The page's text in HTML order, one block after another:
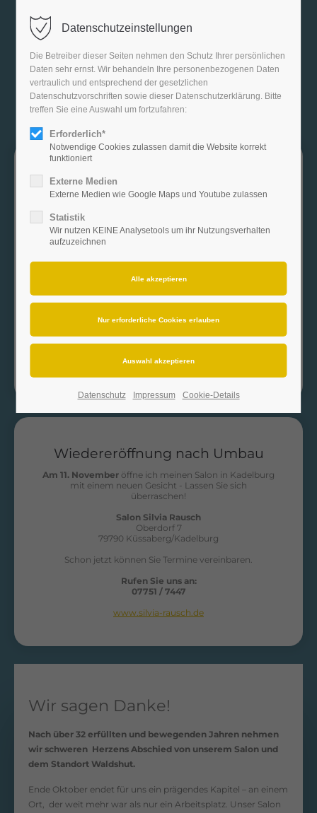
Am 04.11.2025 ist es soweit.
Schon jetzt können Sie Termine vereinbaren.
Rufen Sie uns an:
Kund*innen und viele schöne neue Momente bei uns!
Ihr Joelle Rausch Team
Joelle Rausch
Martin-Luther-Straße 26
Wiedereröffnung nach Umbau
Am 11. November öffne ich meinen Salon in Kadelburg
mit einem neuen Gesicht - Lassen Sie sich
überraschen!
Salon Silvia Rausch
Oberdorf 7
79790 Küssaberg/Kadelburg
Schon jetzt können Sie Termine vereinbaren.
Rufen Sie uns an:
07751 / 7447
www.silvia-rausch.de
Wir sagen Danke!
Nach über 32 erfüllten und bewegenden Jahren nehmen
wir schweren Herzens Abschied von unserem Salon und
dem Standort Waldshut.
Ende Oktober endet für uns ein prägendes Kapitel – an einem
Ort, der weit mehr war als nur ein Arbeitsplatz. Unser Salon
Datenschutzeinstellungen
Die Betreiber dieser Seiten nehmen den Schutz Ihrer persönlichen
Daten sehr ernst. Wir behandeln Ihre personenbezogenen Daten
vertraulich und entsprechend der gesetzlichen
Datenschutzvorschriften sowie dieser Datenschutzerklärung. Bitte
treffen Sie eine Auswahl um fortzufahren:
Erforderlich*
Notwendige Cookies zulassen damit die Website korrekt
funktioniert
Externe Medien
Externe Medien wie Google Maps und Youtube zulassen
Statistik
Wir nutzen KEINE Analysetools um ihr Nutzungsverhalten
aufzuzeichnen
Datenschutz Impressum Cookie-Details